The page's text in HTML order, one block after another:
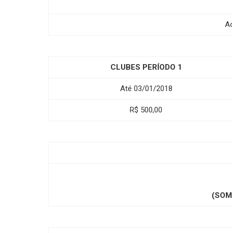
CLUBES PERÍODO 1
Até 03/01/2018
R$ 500,00